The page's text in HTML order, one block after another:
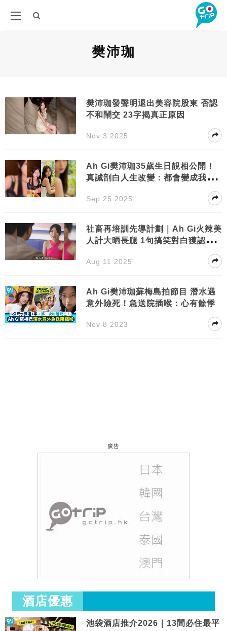
樊沛珈
樊沛珈發聲明退出美容院股東 否認
不和鬧交 23字揭真正原因
Nov 3 2025
Ah Gi樊沛珈35歲生日靚相公開！
真誠剖白人生改變：都會變成我生
Sep 25 2025
社畜再培訓先導計劃｜Ah Gi火辣美
人計大晒長腿 1句搞笑對白獲認證
Aug 11 2025
Ah Gi樊沛珈蘇梅島拍節目 潛水遇
意外險死！急送院插喉：心有餘悸
Nov 8 2023
廣告
酒店優惠
池袋酒店推介2026｜13間必住最平